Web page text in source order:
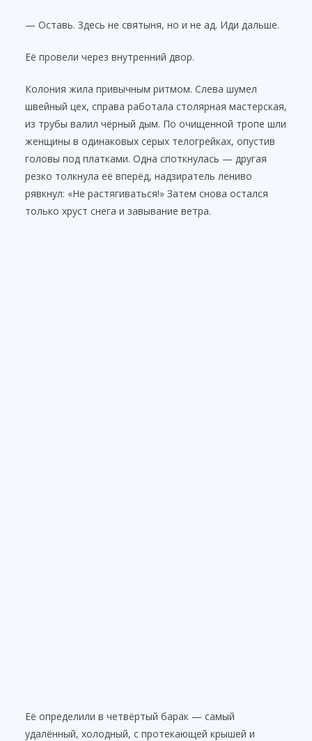
— Оставь. Здесь не святыня, но и не ад. Иди дальше.
Её провели через внутренний двор.
Колония жила привычным ритмом. Слева шумел
швейный цех, справа работала столярная мастерская,
из трубы валил чёрный дым. По очищенной тропе шли
женщины в одинаковых серых телогрейках, опустив
головы под платками. Одна споткнулась — другая
резко толкнула её вперёд, надзиратель лениво
рявкнул: «Не растягиваться!» Затем снова остался
только хруст снега и завывание ветра.
Её определили в четвёртый барак — самый
удалённый, холодный, с протекающей крышей и